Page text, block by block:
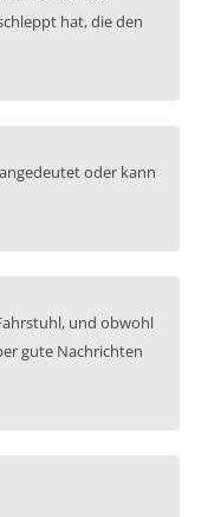
hat, die den
oder kann
und obwohl
gute Nachrichten